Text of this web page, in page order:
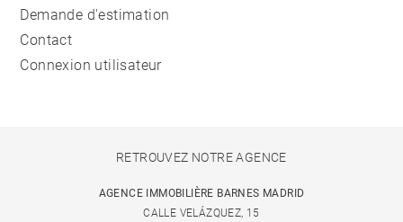
Demande d'estimation
Contact
Connexion utilisateur
RETROUVEZ NOTRE AGENCE
AGENCE IMMOBILIÈRE BARNES MADRID
CALLE VELÁZQUEZ, 15